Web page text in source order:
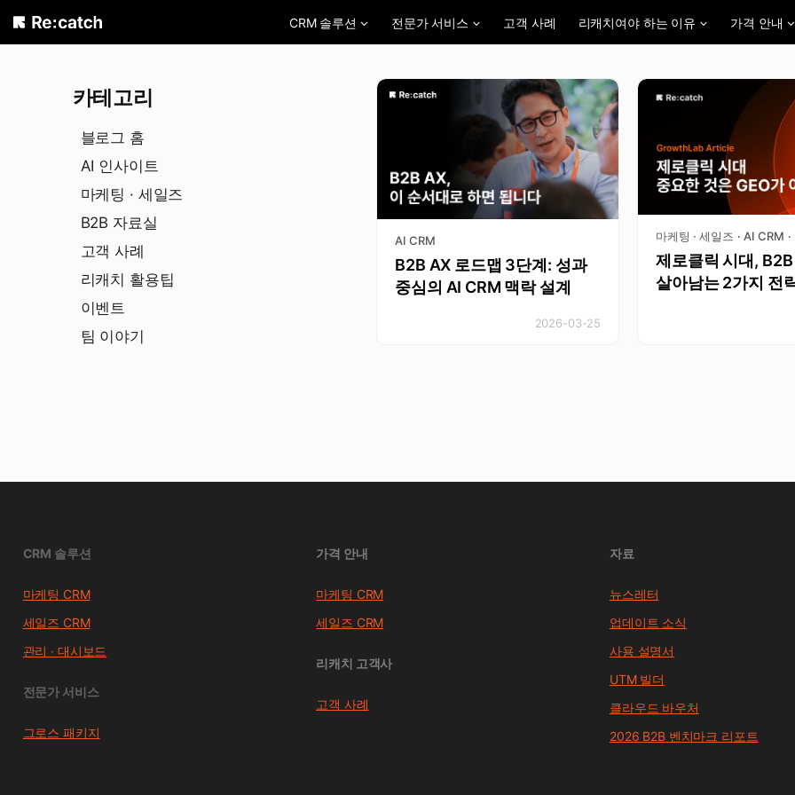
Skip
CRM 솔루션 전문가 서비스 고객 사례 리캐치여야 하는 이유 가격 안내
AI CRM
B2B AX 로드맵 3단계: 성과
중심의 AI CRM 맥락 설계
2026-03-25
마케팅 · 세일즈 ·AI CRM ·
제로클릭 시대, B2B
살아남는 2가지 전
카테고리
블로그 홈
AI 인사이트
마케팅 · 세일즈
B2B 자료실
고객 사례
리캐치 활용팁
이벤트
팀 이야기
CRM 솔루션
마케팅 CRM
세일즈 CRM
관리 · 대시보드
전문가 서비스
그로스 패키지
가격 안내
마케팅 CRM
세일즈 CRM
리캐치 고객사
고객 사례
자료
뉴스레터
업데이트 소식
사용 설명서
UTM 빌더
클라우드 바우처
2026 B2B 벤치마크 리포트